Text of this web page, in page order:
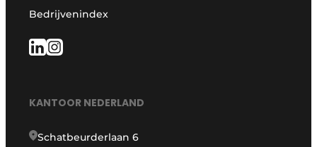
Bedrijvenindex
KANTOOR NEDERLAND
Schatbeurderlaan 6